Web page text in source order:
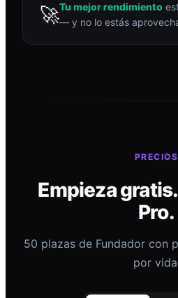
🚀Tu mejor rendimiento
— y no lo estás
PRECIOS
Empieza
Pro.
50 plazas de Fundador con
por